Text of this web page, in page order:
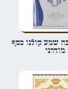
שמע קולנו כסף
מודרני